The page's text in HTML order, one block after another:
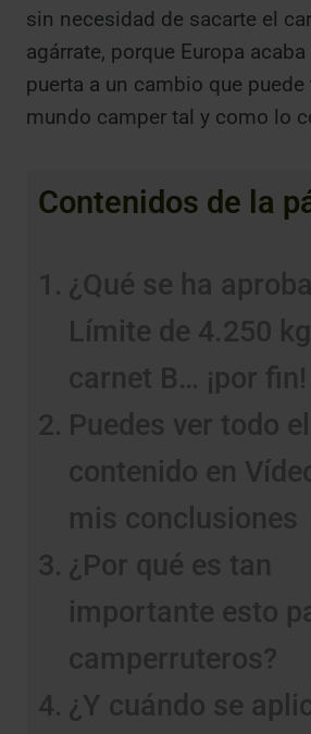
sin necesidad de sacarte el
agárrate, porque Europa
puerta a un cambio que
mundo camper tal y como lo
Contenidos de la
¿Qué se ha
Límite de 4.250
carnet B… ¡por fin!
Puedes ver todo el
contenido en
mis conclusiones
¿Por qué es tan
importante esto
camperruteros?
¿Y cuándo se